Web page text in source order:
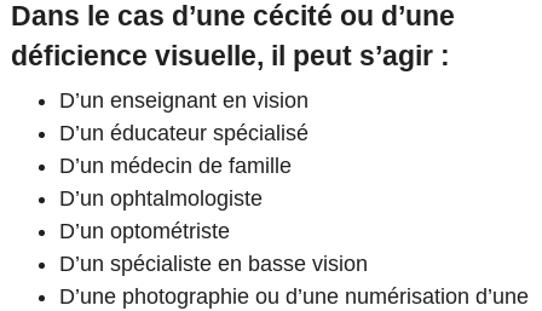
Dans le cas d’une cécité ou d’une
déficience visuelle, il peut s’agir :
D’un enseignant en vision
D’un éducateur spécialisé
D’un médecin de famille
D’un ophtalmologiste
D’un optométriste
D’un spécialiste en basse vision
D’une photographie ou d’une numérisation d’une